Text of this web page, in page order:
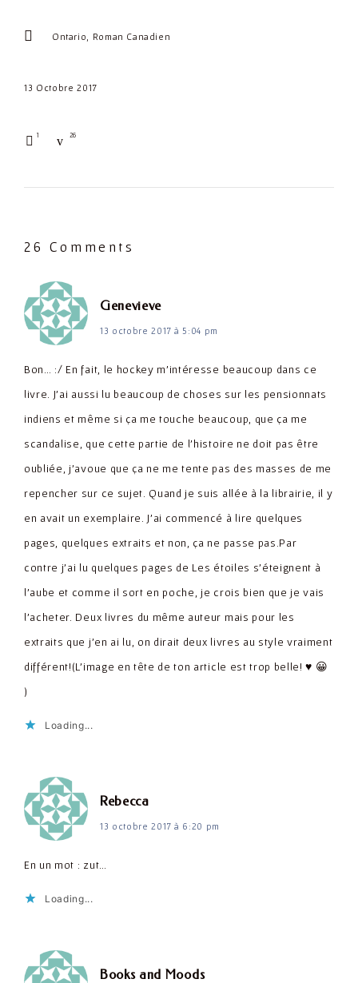
Ontario Roman Canadien
13 Octobre 2017
26
1
26 Comments
Genevievedit :
13 octobre 2017 à 5:04 pm
Bon… :/ En fait, le hockey m'intéresse beaucoup dans ce
livre. J'ai aussi lu beaucoup de choses sur les pensionnats
indiens et même si ça me touche beaucoup, que ça me
scandalise, que cette partie de l'histoire ne doit pas être
oubliée, j'avoue que ça ne me tente pas des masses de me
repencher sur ce sujet. Quand je suis allée à la librairie, il y
en avait un exemplaire. J'ai commencé à lire quelques
pages, quelques extraits et non, ça ne passe pas.Par
contre j'ai lu quelques pages de Les étoiles s’éteignent à
l’aube et comme il sort en poche, je crois bien que je vais
l'acheter. Deux livres du même auteur mais pour les
extraits que j'en ai lu, on dirait deux livres au style vraiment
différent!(L'image en tête de ton article est trop belle! ♥ 😀
)
Loading...
Rebeccadit :
13 octobre 2017 à 6:20 pm
En un mot : zut…
Loading...
Books and Moodsdit :